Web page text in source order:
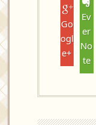
Go
ogl
e+
Ev
er
No
te